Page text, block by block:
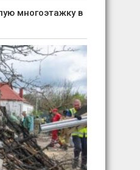
многоэтажку в